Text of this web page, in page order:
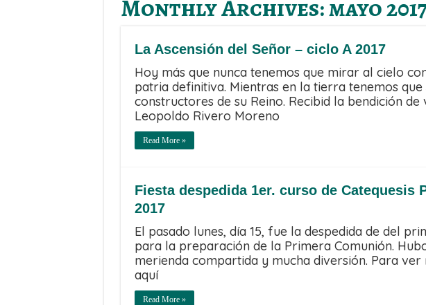
Monthly Archives:mayo
La Ascensión del Señor – ciclo A 2017
Hoy más que nunca tenemos que mirar al cielo
patria definitiva. Mientras en la tierra tenemos
constructores de su Reino. Recibid la bendición
Leopoldo Rivero Moreno
Read More »
Fiesta despedida 1er. curso de Catequesis
2017
El pasado lunes, día 15, fue la despedida de del
para la preparación de la Primera Comunión.
merienda compartida y mucha diversión. Para
aquí
Read More »